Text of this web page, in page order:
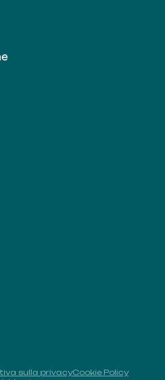
sulla privacyCookie Policy